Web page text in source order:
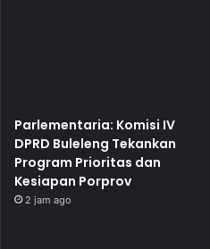
Parlementaria: Komisi IV
DPRD Buleleng Tekankan
Program Prioritas dan
Kesiapan Porprov
2 jam ago